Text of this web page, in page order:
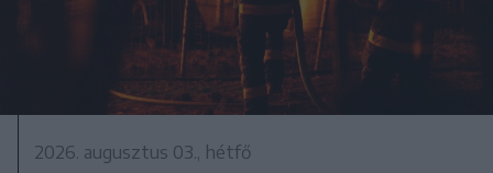
2026. augusztus 03., hétfő